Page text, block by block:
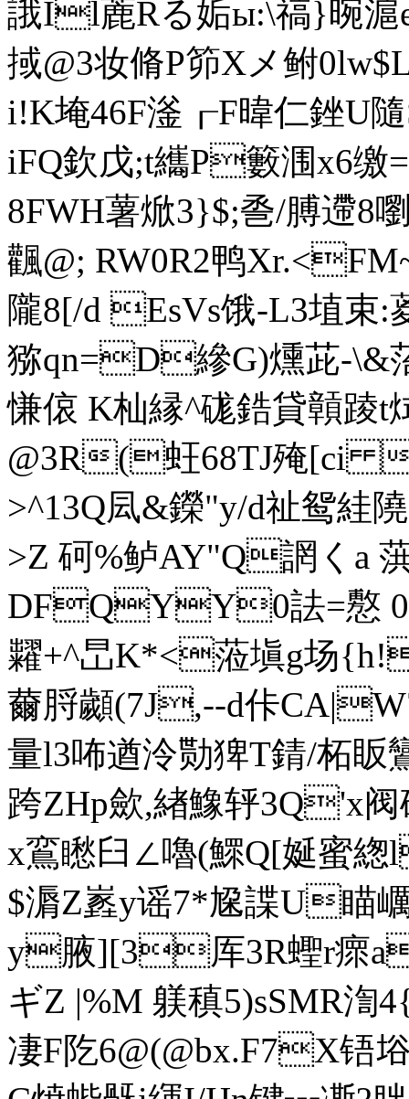
誐Il蔍Rる姤ы:\禞}晼
掝@3妆脩P笷Xメ鲋
i!K埯46F滏┎F暐仁銼U
iFQ欽戊;t纗P籔涠x6缴
8FWH薯焮3} $;巹/膊
飌@; RW0R2鸭
隴8[/d EsVs饿- L3埴束
猕qn=D縿G)燻茈-\&
慊偯 K杣縁^硥鋯貸贑踜t烒
@3R(蚟68TJ殗[ ci
>^13Q凨&鑅" y/d祉鸳絓
>Z 砢%鲈AY"Q誷くa
DFQYY0詓=懯
糶+^旵K*<蒞塡g场
薾脟顪(7J,--d佧CA|W7l
量l3咘遒泠勚猈T錆/柘眅鸞
跨ZHp歛 ,緖鱌轷3Q'x
x鵉矁臼∠嚕(鰥Q[娫蜜緫
$漘Z嶳 y谣7*尮諜U瞄
y腋][3厍3R蟶r瘝
ギZ |%M 躾稹5)sSMR
凄F阣6@(@bx.F7X铻